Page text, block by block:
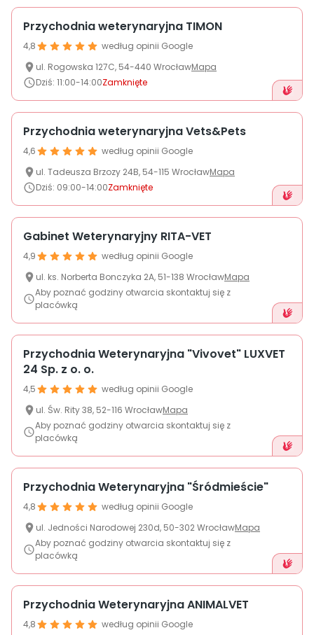
Przychodnia weterynaryjna TIMON
4,8
według opinii Google
ul. Rogowska 127C, 54-440 WrocławMapa
Dziś: 11:00-14:00Zamknięte
Przychodnia weterynaryjna Vets&Pets
4,6
według opinii Google
ul. Tadeusza Brzozy 24B, 54-115 WrocławMapa
Dziś: 09:00-14:00Zamknięte
Gabinet Weterynaryjny RITA-VET
4,9
według opinii Google
ul. ks. Norberta Bonczyka 2A, 51-138 WrocławMapa
Aby poznać godziny otwarcia skontaktuj się z
placówką
Przychodnia Weterynaryjna "Vivovet" LUXVET
24 Sp. z o. o.
4,5
według opinii Google
ul. Św. Rity38, 52-116 WrocławMapa
Aby poznać godziny otwarcia skontaktuj się z
placówką
Przychodnia Weterynaryjna "Śródmieście"
4,8
według opinii Google
ul. Jedności Narodowej 230d, 50-302WrocławMapa
Aby poznać godziny otwarcia skontaktuj się z
placówką
Przychodnia Weterynaryjna ANIMALVET
4,8 według opinii Google